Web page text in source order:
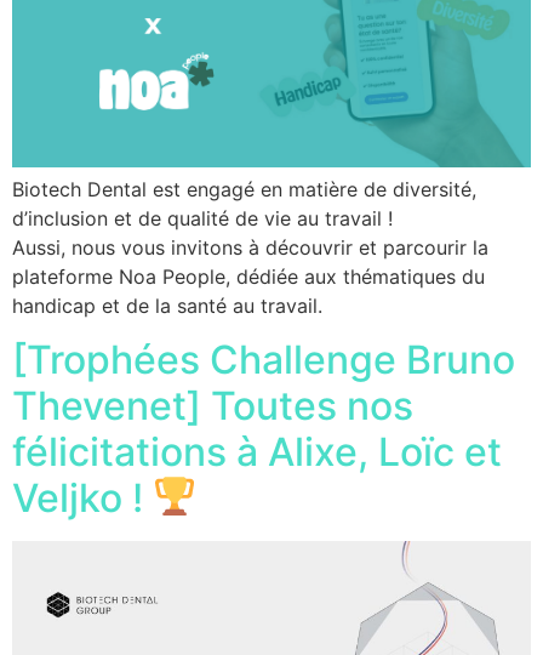
Biotech Dental est engagé en matière de diversité,
d’inclusion et de qualité de vie au travail !
Aussi, nous vous invitons à découvrir et parcourir la
plateforme Noa People, dédiée aux thématiques du
handicap et de la santé au travail.
[Trophées Challenge Bruno
Thevenet] Toutes nos
félicitations à Alixe, Loïc et
Veljko !